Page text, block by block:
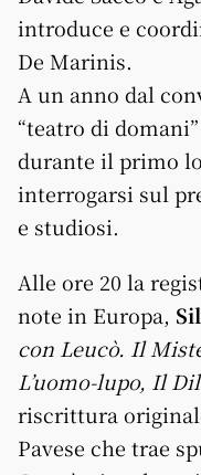
introduce e
De Marinis.
A un anno dal
“teatro di
durante il primo
interrogarsi sul
e studiosi.
Alle ore 20 la
note in Europa,
con Leucò. Il
L’uomo-lupo, Il
riscrittura
Pavese che trae